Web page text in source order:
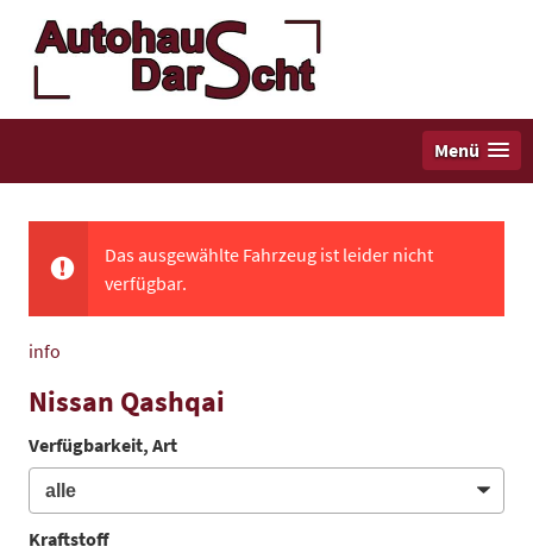
Menü
Das ausgewählte Fahrzeug ist leider nicht
verfügbar.
info
Nissan Qashqai
Verfügbarkeit, Art
Kraftstoff